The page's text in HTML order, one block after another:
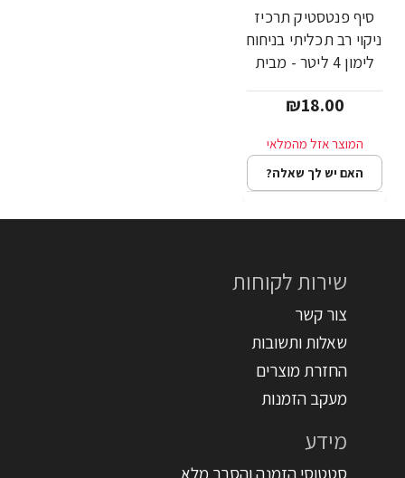
סיף פנטסטיק תרכיז
ניקוי רב תכליתי בניחוח
לימון 4 ליטר - מבית
₪18.00
האם יש לך שאלה?
שירות לקוחות
צור קשר
שאלות ותשובות
החזרת מוצרים
מעקב הזמנות
מידע
סטטוסי הזמנה והסבר מלא